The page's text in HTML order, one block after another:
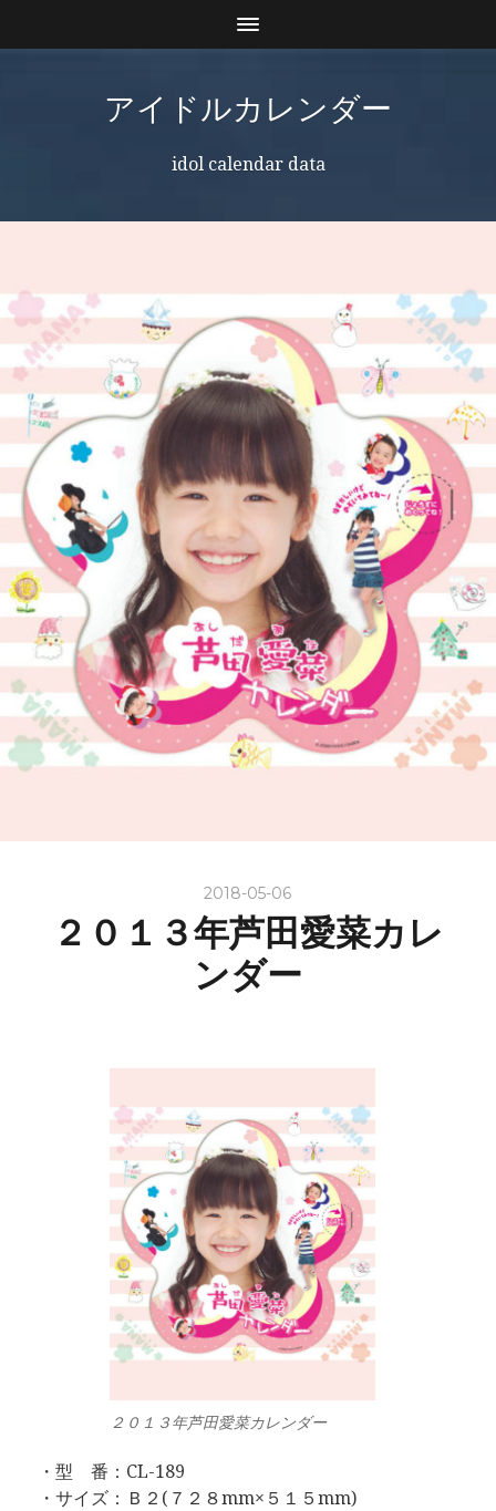
アイドルカレンダー
idol calendar data
2018-05-06
２０１３年芦田愛菜カレ
ンダー
２０１３年芦田愛菜カレンダー
・型 番：CL-189
・サイズ：Ｂ２(７２８mm×５１５mm)